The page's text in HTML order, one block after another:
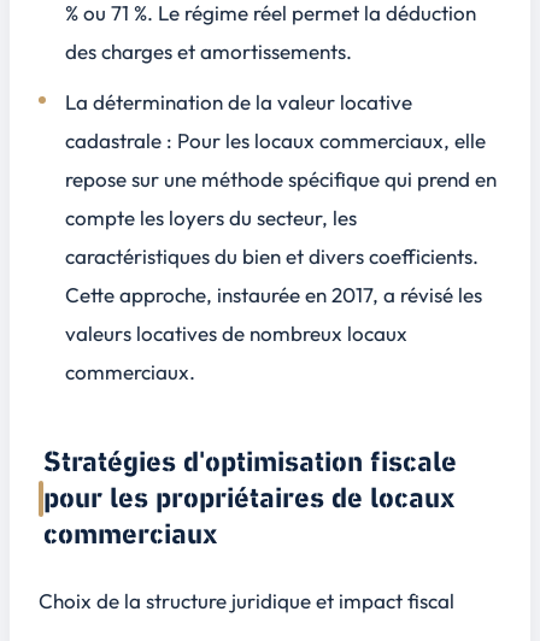
% ou 71 %. Le régime réel permet la déduction
des charges et amortissements.
Ladétermination de la valeur locative
cadastrale : Pour les locaux commerciaux, elle
repose sur une méthode spécifique qui prend en
compte les loyers du secteur, les
caractéristiques du bien et divers coefficients.
Cette approche, instaurée en 2017, a révisé les
valeurs locatives de nombreux locaux
commerciaux.
Stratégies d'optimisation fiscale
pour les propriétaires de locaux
commerciaux
Choix de la structure juridique et impact fiscal